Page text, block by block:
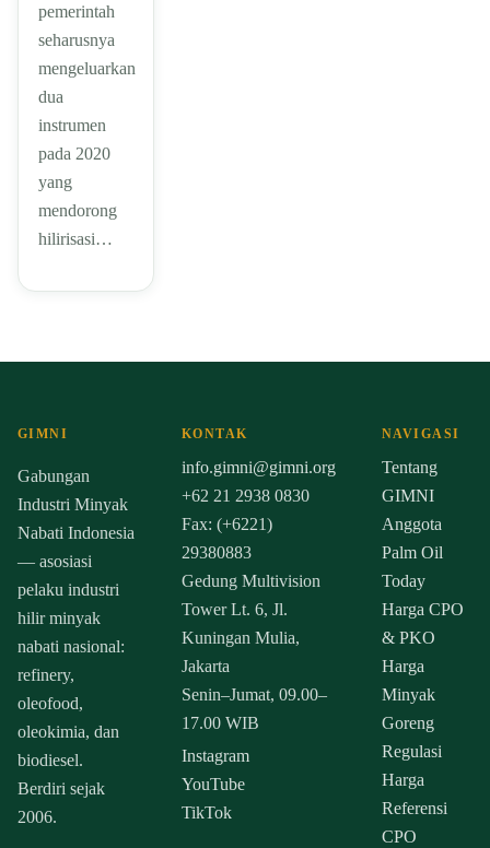
pemerintah
seharusnya
mengeluarkan
dua
instrumen
pada 2020
yang
mendorong
hilirisasi…
GIMNI
Gabungan
Industri Minyak
Nabati Indonesia
— asosiasi
pelaku industri
hilir minyak
nabati nasional:
refinery,
oleofood,
oleokimia, dan
biodiesel.
Berdiri sejak
2006.
KONTAK
info.gimni@gimni.org
+62 21 2938 0830
Fax: (+6221)
29380883
Gedung Multivision
Tower Lt. 6, Jl.
Kuningan Mulia,
Jakarta
Senin–Jumat, 09.00–
17.00 WIB
Instagram
YouTube
TikTok
NAVIGASI
Tentang
GIMNI
Anggota
Palm Oil
Today
Harga CPO
& PKO
Harga
Minyak
Goreng
Regulasi
Harga
Referensi
CPO